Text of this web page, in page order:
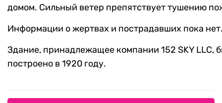
домом. Сильный ветер препятствует тушению
Информации о жертвах и пострадавших пока
Здание, принадлежащее компании 152 SKY LLC,
построено в 1920 году.